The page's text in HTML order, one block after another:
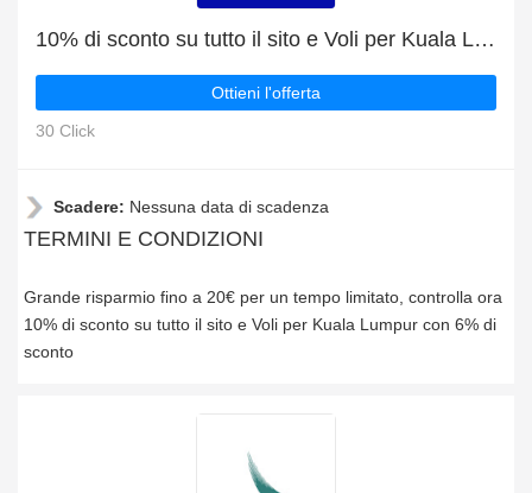
10% di sconto su tutto il sito e Voli per Kuala Lumpur con 6% di sconto
Ottieni l'offerta
30 Click
Scadere: Nessuna data di scadenza
TERMINI E CONDIZIONI
Grande risparmio fino a 20€ per un tempo limitato, controlla ora
10% di sconto su tutto il sito e Voli per Kuala Lumpur con 6% di
sconto